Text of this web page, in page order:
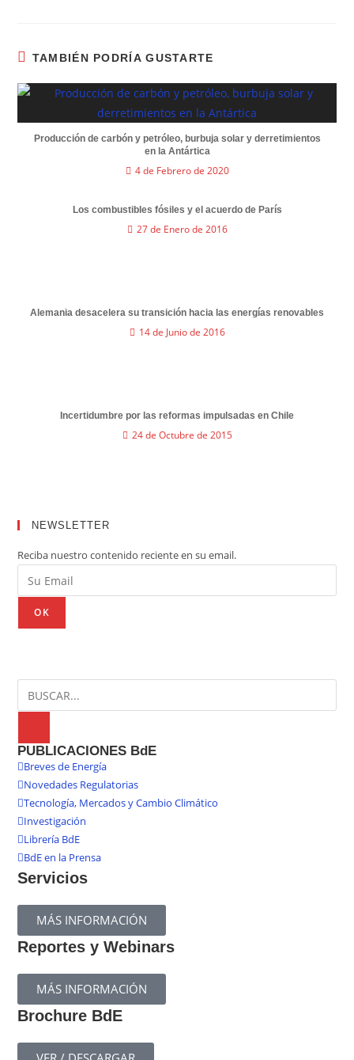
TAMBIÉN PODRÍA GUSTARTE
Producción de carbón y petróleo, burbuja solar y derretimientos
en la Antártica
4 de Febrero de 2020
Los combustibles fósiles y el acuerdo de París
27 de Enero de 2016
Alemania desacelera su transición hacia las energías renovables
14 de Junio de 2016
Incertidumbre por las reformas impulsadas en Chile
24 de Octubre de 2015
NEWSLETTER
Reciba nuestro contenido reciente en su email.
OK
PUBLICACIONES BdE
Breves de Energía
Novedades Regulatorias
Tecnología, Mercados y Cambio Climático
Investigación
Librería BdE
BdE en la Prensa
Servicios
MÁS INFORMACIÓN
Reportes y Webinars
MÁS INFORMACIÓN
Brochure BdE